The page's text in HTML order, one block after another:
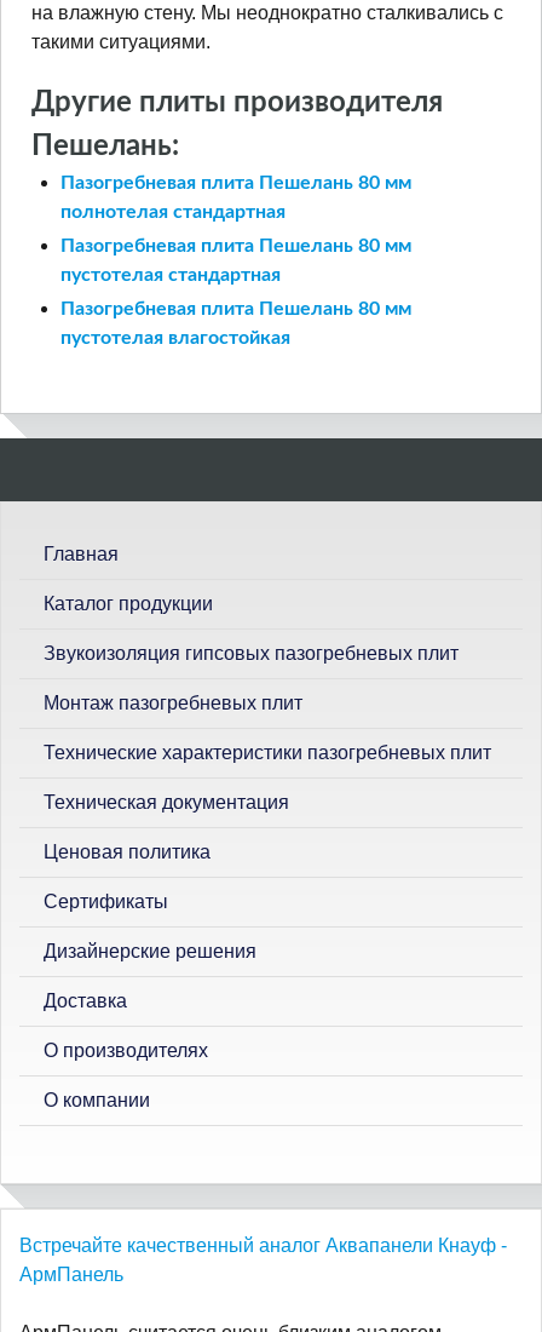
на влажную стену. Мы неоднократно сталкивались с
такими ситуациями.
Другие плиты производителя
Пешелань:
Пазогребневая плита Пешелань 80 мм
полнотелая стандартная
Пазогребневая плита Пешелань 80 мм
пустотелая стандартная
Пазогребневая плита Пешелань 80 мм
пустотелая влагостойкая
Главная
Каталог продукции
Звукоизоляция гипсовых пазогребневых плит
Монтаж пазогребневых плит
Технические характеристики пазогребневых плит
Техническая документация
Ценовая политика
Сертификаты
Дизайнерские решения
Доставка
О производителях
О компании
Встречайте качественный аналог Аквапанели Кнауф -
АрмПанель